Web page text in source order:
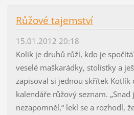
Růžové tajemství
15.01.2012 20:18
Kolik je druhů růží, kdo je
veselé maškarádky, stolístky a
zapisoval si jednou skřítek Kotlík
kalendáře růžový seznam. „Snad
nezapomněl,“ lekl se a rozhodl,